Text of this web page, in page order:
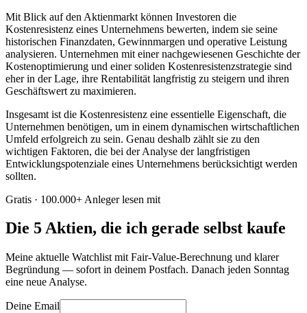
Mit Blick auf den Aktienmarkt können Investoren die
Kostenresistenz eines Unternehmens bewerten, indem sie seine
historischen Finanzdaten, Gewinnmargen und operative Leistung
analysieren. Unternehmen mit einer nachgewiesenen Geschichte der
Kostenoptimierung und einer soliden Kostenresistenzstrategie sind
eher in der Lage, ihre Rentabilität langfristig zu steigern und ihren
Geschäftswert zu maximieren.
Insgesamt ist die Kostenresistenz eine essentielle Eigenschaft, die
Unternehmen benötigen, um in einem dynamischen wirtschaftlichen
Umfeld erfolgreich zu sein. Genau deshalb zählt sie zu den
wichtigen Faktoren, die bei der Analyse der langfristigen
Entwicklungspotenziale eines Unternehmens berücksichtigt werden
sollten.
Gratis · 100.000+ Anleger lesen mit
Die 5 Aktien, die ich gerade selbst kaufe
Meine aktuelle Watchlist mit Fair-Value-Berechnung und klarer
Begründung — sofort in deinem Postfach. Danach jeden Sonntag
eine neue Analyse.
Deine Email